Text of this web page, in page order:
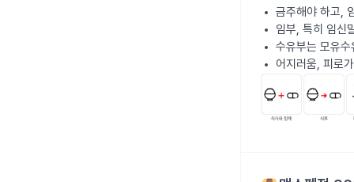
금주해야 하고,
임부, 특히 임신
수유부는 모유
어지러움, 피로